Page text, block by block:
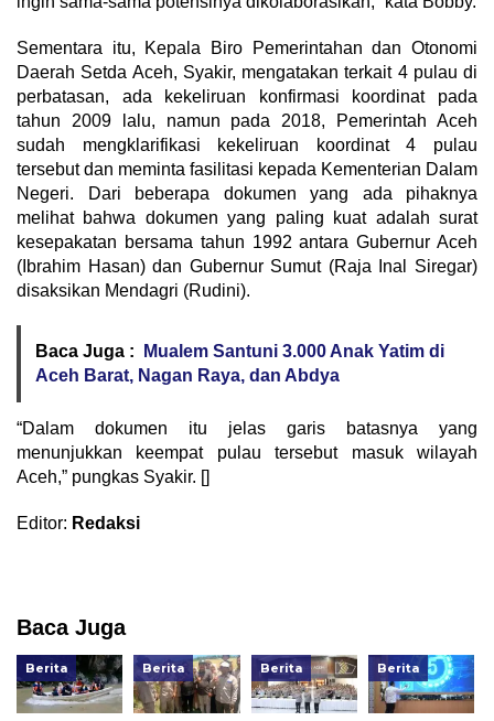
Sementara itu, Kepala Biro Pemerintahan dan Otonomi
Daerah Setda Aceh, Syakir, mengatakan terkait 4 pulau di
perbatasan, ada kekeliruan konfirmasi koordinat pada
tahun 2009 lalu, namun pada 2018, Pemerintah Aceh
sudah mengklarifikasi kekeliruan koordinat 4 pulau
tersebut dan meminta fasilitasi kepada Kementerian Dalam
Negeri. Dari beberapa dokumen yang ada pihaknya
melihat bahwa dokumen yang paling kuat adalah surat
kesepakatan bersama tahun 1992 antara Gubernur Aceh
(Ibrahim Hasan) dan Gubernur Sumut (Raja Inal Siregar)
disaksikan Mendagri (Rudini).
Baca Juga :
Mualem Santuni 3.000 Anak Yatim di
Aceh Barat, Nagan Raya, dan Abdya
“Dalam dokumen itu jelas garis batasnya yang
menunjukkan keempat pulau tersebut masuk wilayah
Aceh,” pungkas Syakir. []
Editor: Redaksi
Baca Juga
Berita Berita Berita Berita